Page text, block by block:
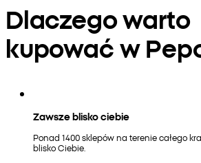
Dlaczego warto
kupować w
Zawsze blisko ciebie
Ponad 1400 sklepów na terenie całego
blisko Ciebie.